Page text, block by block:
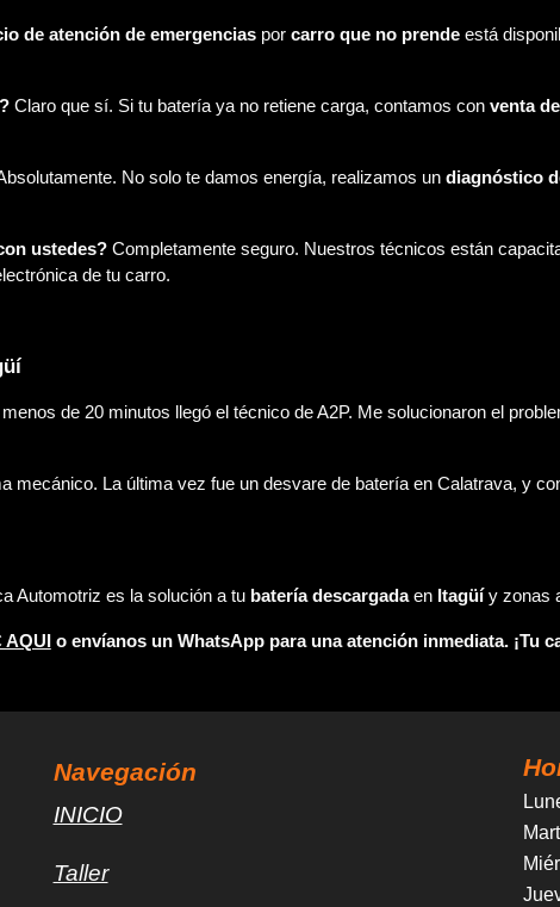
de atención de emergenciaspor carro que no prendeestá
Claro que sí. Si tu batería ya no retiene carga, contamos con venta
No solo te damos energía, realizamos un diagnóstico
ustedes?Completamente seguro. Nuestros técnicos están
de tu carro.
de 20 minutos llegó el técnico de A2P. Me solucionaron el
mecánico. La última vez fue un desvare de batería en Calatrava, y
Automotriz es la solución a tu batería descargadaen Itagüíy zonas
o envíanos un WhatsApp para una atención inmediata. ¡Tu
Navegación
INICIO
Taller